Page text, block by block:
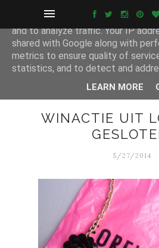
WINACTIE UIT
5/27/2014
This site uses cookies from
and to analyze traffic. Your IP
shared with Google along with
metrics to ensure quality of
statistics, and to detect and
LEARN MORE